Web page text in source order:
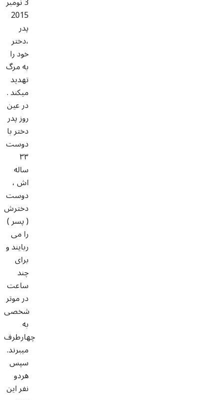
2015
پدر
،‌دختر
خود را
به مرگ
تهدید
میکند .
در عین
روز پدر
دختر با
دوست
۳۳
ساله
اش ،
دوست
دخترش
( پسر )
را می
ربایند و
برای
چند
ساعت
در موتر
شخصی
به
چهارطرف
میبرند.
سپس
هردو
نفر این